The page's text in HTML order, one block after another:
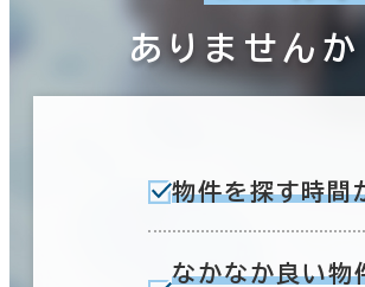
ありません
物件を探す時間
なかなか良い物